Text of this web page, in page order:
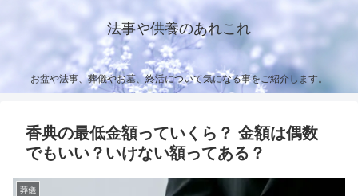
法事や供養のあれこれ
お盆や法事、葬儀やお墓、終活について気になる事をご紹介します。
香典の最低金額っていくら？ 金額は偶数
でもいい？いけない額ってある？
葬儀